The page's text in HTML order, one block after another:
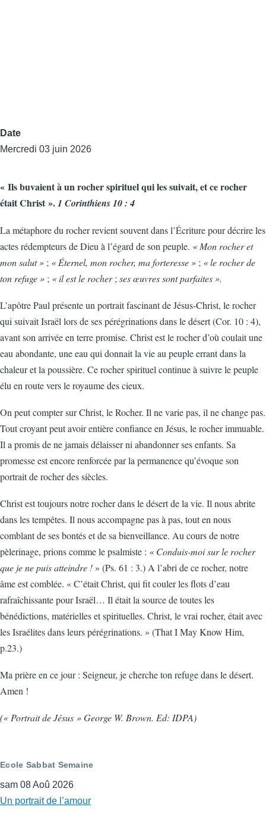
Date
Mercredi 03 juin 2026
« Ils buvaient à un rocher spirituel qui les suivait, et ce rocher
était Christ ».1 Corinthiens 10 : 4
La métaphore du rocher revient souvent dans l’Écriture pour décrire les
actes rédempteurs de Dieu à l’égard de son peuple. « Mon rocher et
mon salut » ; « Éternel, mon rocher, ma forteresse » ; « le rocher de
ton refuge » ; « il est le rocher; ses œuvres sont parfaites ».
L’apôtre Paul présente un portrait fascinant de Jésus-Christ, le rocher
qui suivait Israël lors de ses pérégrinations dans le désert (Cor. 10 : 4),
avant son arrivée en terre promise. Christ est le rocher d’où coulait une
eau abondante, une eau qui donnait la vie au peuple errant dans la
chaleur et la poussière. Ce rocher spirituel continue à suivre le peuple
élu en route vers le royaume des cieux.
On peut compter sur Christ, le Rocher. Il ne varie pas, il ne change pas.
Tout croyant peut avoir entière confiance en Jésus, le rocher immuable.
Il a promis de ne jamais délaisser ni abandonner ses enfants. Sa
promesse est encore renforcée par la permanence qu’évoque son
portrait de rocher des siècles.
Christ est toujours notre rocher dans le désert de la vie. Il nous abrite
dans les tempêtes. Il nous accompagne pas à pas, tout en nous
comblant de ses bontés et de sa bienveillance. Au cours de notre
pèlerinage, prions comme le psalmiste : « Conduis-moi sur le rocher
que je ne puis atteindre ! » (Ps. 61 : 3.) A l’abri de ce rocher, notre
âme est comblée. « C’était Christ, qui fit couler les flots d’eau
rafraîchissante pour Israël… Il était la source de toutes les
bénédictions, matérielles et spirituelles. Christ, le vrai rocher, était avec
les Israélites dans leurs pérégrinations. » (That I May Know Him,
p.23.)
Ma prière en ce jour : Seigneur, je cherche ton refuge dans le désert.
Amen !
(« Portrait de Jésus » George W. Brown. Ed: IDPA)
Ecole Sabbat Semaine
sam 08 Aoû 2026
Un portrait de l’amour